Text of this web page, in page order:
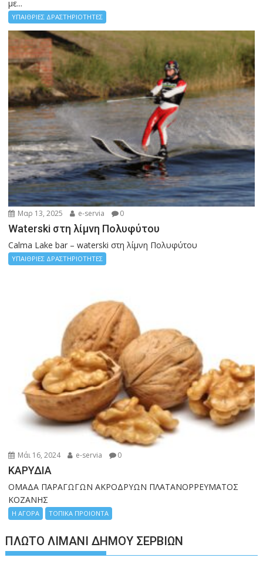
με...
ΥΠΑΙΘΡΙΕΣ ΔΡΑΣΤΗΡΙΟΤΗΤΕΣ
Μαρ 13, 2025 e-servia 0
Waterski στη λίμνη Πολυφύτου
Calma Lake bar – waterski στη λίμνη Πολυφύτου
ΥΠΑΙΘΡΙΕΣ ΔΡΑΣΤΗΡΙΟΤΗΤΕΣ
Μάι 16, 2024 e-servia 0
ΚΑΡΥΔΙΑ
ΟΜΑΔΑ ΠΑΡΑΓΩΓΩΝ ΑΚΡΟΔΡΥΩΝ ΠΛΑΤΑΝΟΡΡΕΥΜΑΤΟΣ
ΚΟΖΑΝΗΣ
Η ΑΓΟΡΑ ΤΟΠΙΚΑ ΠΡΟΙΟΝΤΑ
ΠΛΩΤΌ ΛΙΜΆΝΙ ΔΉΜΟΥ ΣΕΡΒΊΩΝ